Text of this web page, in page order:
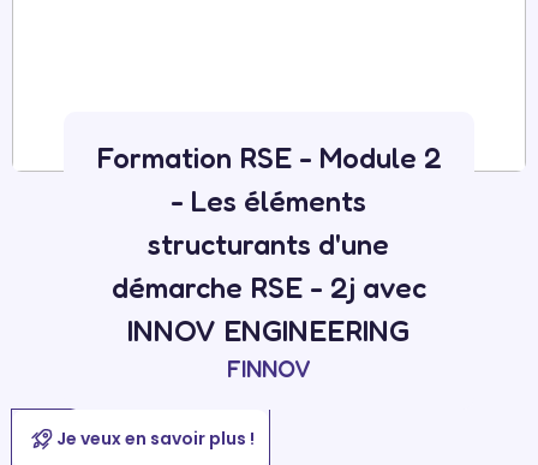
Formation RSE - Module 2
- Les éléments
structurants d'une
démarche RSE - 2j avec
INNOV ENGINEERING
FINNOV
Je veux en savoir plus !